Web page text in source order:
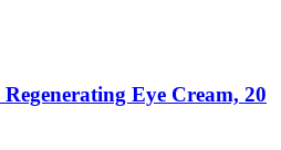
Regenerating Eye Cream, 20